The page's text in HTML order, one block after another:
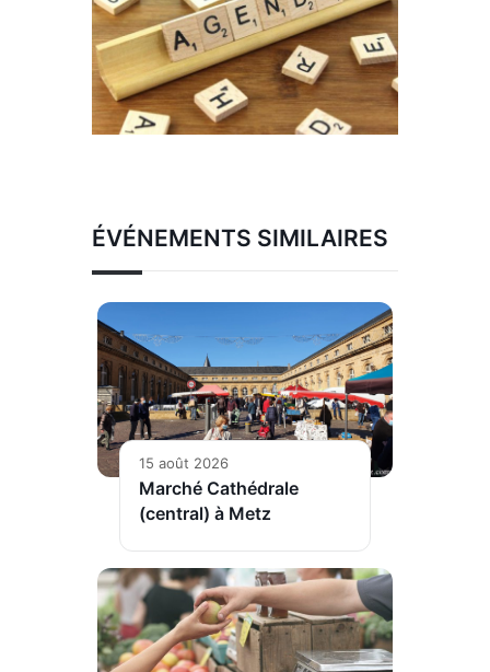
ÉVÉNEMENTS SIMILAIRES
15 août 2026
Marché Cathédrale
(central) à Metz